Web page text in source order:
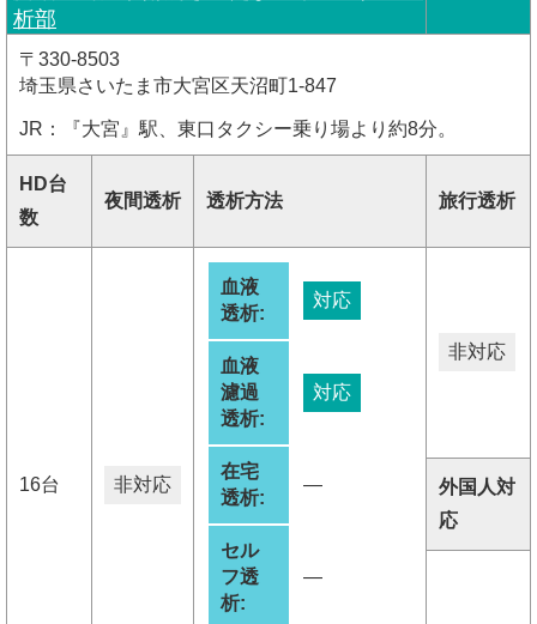
析部
〒330-8503
埼玉県さいたま市大宮区天沼町1-847
JR：『大宮』駅、東口タクシー乗り場より約8分。
HD台
数
夜間透析 透析方法 旅行透析
16台 非対応
血液
透析:
対応
血液
濾過
透析:
対応
在宅
透析:
―
セル
フ透
析:
―
非対応
外国人対
応